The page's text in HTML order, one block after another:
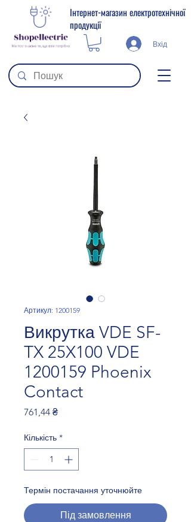
Інтернет-магазин електротехнічної
продукції
Вхід
Артикул: 1200159
Викрутка VDE SF-
TX 25X100 VDE
1200159 Phoenix
Contact
761,44 ₴Ціна
Кількість *
Термін постачання уточнюйте
Під замовлення